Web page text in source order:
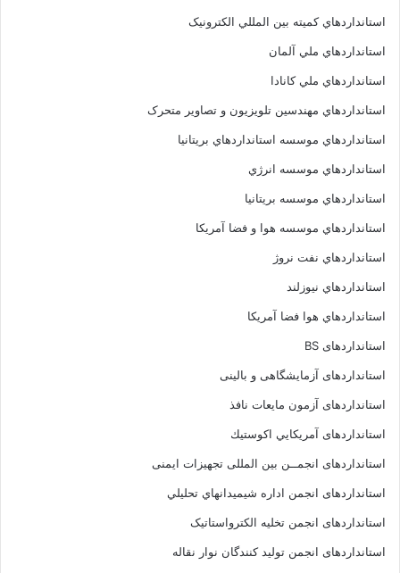
استانداردهاي کميته بين المللي الکترونيک
استانداردهاي ملي آلمان
استانداردهاي ملي کانادا
استانداردهاي مهندسين تلويزيون و تصاوير متحرک
استانداردهاي موسسه استانداردهاي بريتانيا
استانداردهاي موسسه انرژي
استانداردهاي موسسه بريتانيا
استانداردهاي موسسه هوا و فضا آمريکا
استانداردهاي نفت نروژ
استانداردهاي نيوزلند
استانداردهاي هوا فضا آمريکا
استانداردهای BS
استانداردهای آزمایشگاهی و بالینی
استانداردهای آزمون مایعات نافذ
استانداردهای آمريكايي اكوستيك
استانداردهای انجمــن بين المللى تجهيزات ايمنى
استانداردهای انجمن اداره شيميدانهاي تحليلي
استانداردهای انجمن تخليه الکترواستاتيک
استانداردهای انجمن توليد کنندگان نوار نقاله